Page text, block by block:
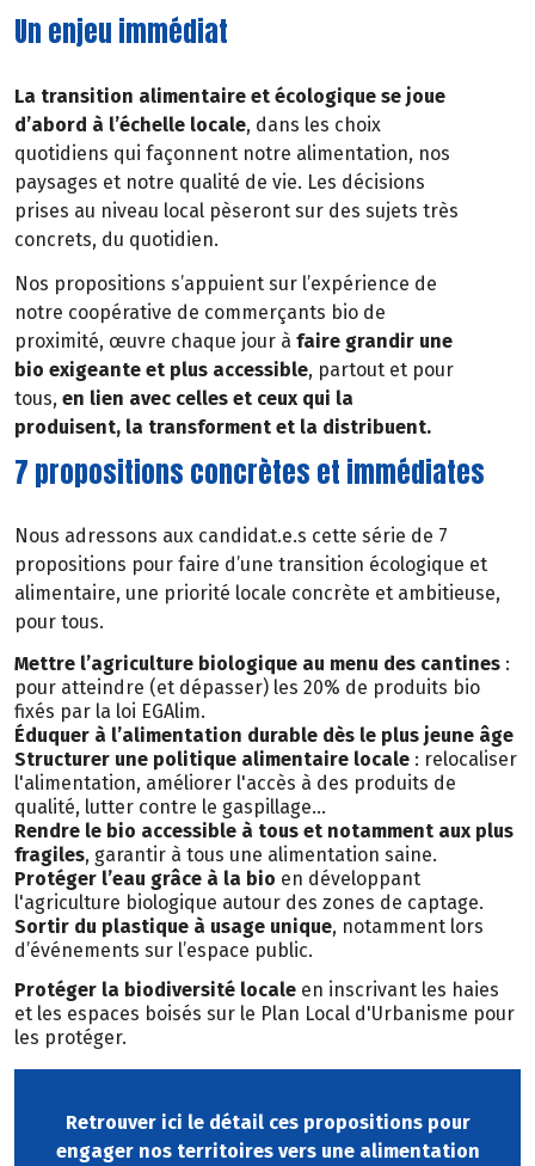
Un enjeu immédiat
La transition alimentaire et écologique se joue
d’abord à l’échelle locale, dans les choix
quotidiens qui façonnent notre alimentation, nos
paysages et notre qualité de vie. Les décisions
prises au niveau local pèseront sur des sujets très
concrets, du quotidien.
Nos propositions s’appuient sur l’expérience de
notre coopérative de commerçants bio de
proximité, œuvre chaque jour à faire grandir une
bio exigeante et plus accessible, partout et pour
tous, en lien avec celles et ceux qui la
produisent, la transforment et la distribuent.
7 propositions concrètes et immédiates
Nous adressons aux candidat.e.s cette série de 7
propositions pour faire d’une transition écologique et
alimentaire, une priorité locale concrète et ambitieuse,
pour tous.
Mettre l’agriculture biologique au menu des cantines :
pour atteindre (et dépasser) les 20% de produits bio
fixés par la loi EGAlim.
Éduquer à l’alimentation durable dès le plus jeune âge
Structurer une politique alimentaire locale : relocaliser
l'alimentation, améliorer l'accès à des produits de
qualité, lutter contre le gaspillage…
Rendre le bio accessible à tous et notamment aux plus
fragiles, garantir à tous une alimentation saine.
Protéger l’eau grâce à la bio en développant
l'agriculture biologique autour des zones de captage.
Sortir du plastique à usage unique, notamment lors
d’événements sur l’espace public.
Protéger la biodiversité locale en inscrivant les haies
et les espaces boisés sur le Plan Local d'Urbanisme pour
les protéger.
Retrouver ici le détail ces propositions pour
engager nos territoires vers une alimentation